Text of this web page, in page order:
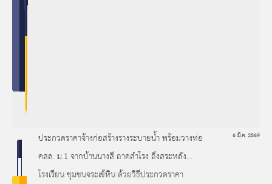
ประกวดราคาจ้างก่อสร้างรางระบายน้ำ พร้อมวางท่อ
คสล. ม.1 จากบ้านนางสี ถาดสำโรง ถึงสระหลัง
โรงเรียน ชุมชนจระเข้หิน ด้วยวิธีประกวดราคา
6 มี.ค. 2569